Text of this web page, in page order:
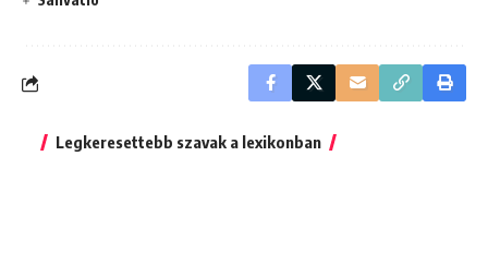
Legkeresettebb szavak a lexikonban